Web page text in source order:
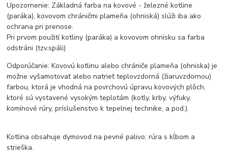
Upozornenie: Základná farba na kovové - železné kotline
(paráka), kovovom chráničmi plameňa (ohniská) slúži iba ako
ochrana pri prenose.
Pri prvom použití kotliny (paráka) a kovovom ohnisku sa farba
odstráni (tzv.spáli)
Odporúčanie: Kovovú kotlinu alebo chrániče plameňa (ohniska) je
možne vyšamotovať alebo natrieť teplovzdorná (žiaruvzdornou)
farbou, ktorá je vhodná na povrchovú úpravu kovových plôch,
ktoré sú vystavené vysokým teplotám (kotly, krby, výfuky,
komínové rúry, príslušenstvo k tepelnej technike, a pod.).
Kotlina obsahuje dymovod na pevné palivo: rúra s kĺbom a
strieška.